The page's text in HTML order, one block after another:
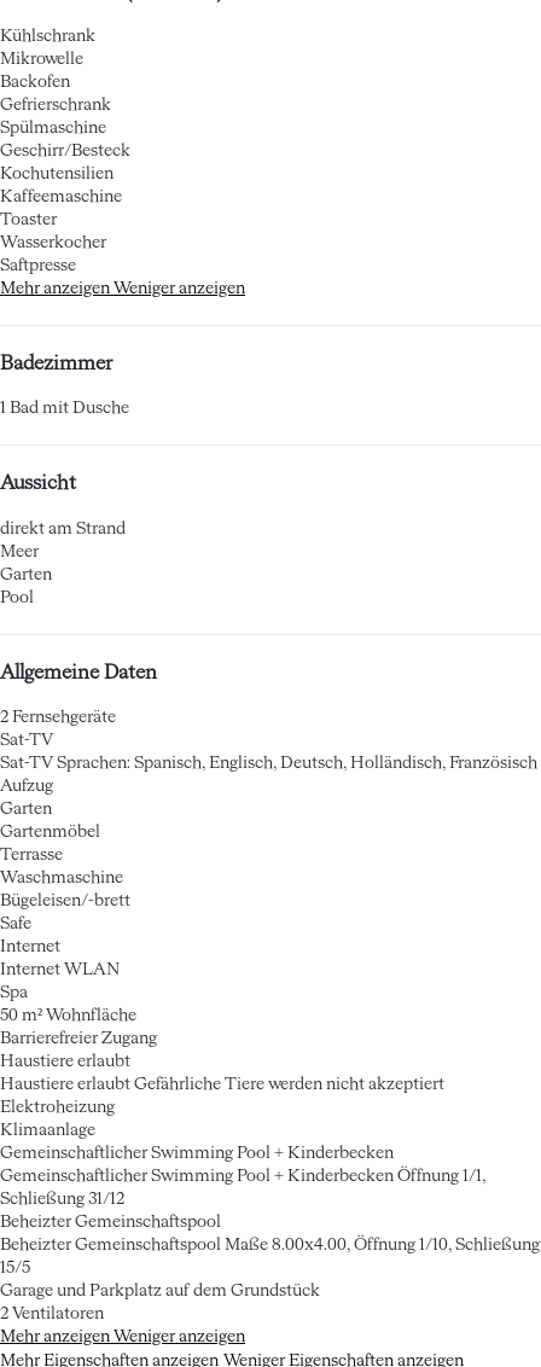
Kühlschrank
Mikrowelle
Backofen
Gefrierschrank
Spülmaschine
Geschirr/Besteck
Kochutensilien
Kaffeemaschine
Toaster
Wasserkocher
Saftpresse
Mehr anzeigen Weniger anzeigen
Badezimmer
1 Bad mit Dusche
Aussicht
direkt am Strand
Meer
Garten
Pool
Allgemeine Daten
2 Fernsehgeräte
Sat-TV
Sat-TV Sprachen: Spanisch, Englisch, Deutsch, Holländisch, Französisch
Aufzug
Garten
Gartenmöbel
Terrasse
Waschmaschine
Bügeleisen/-brett
Safe
Internet
Internet WLAN
Spa
50 m² Wohnfläche
Barrierefreier Zugang
Haustiere erlaubt
Haustiere erlaubt Gefährliche Tiere werden nicht akzeptiert
Elektroheizung
Klimaanlage
Gemeinschaftlicher Swimming Pool + Kinderbecken
Gemeinschaftlicher Swimming Pool + Kinderbecken Öffnung 1/1,
Schließung 31/12
Beheizter Gemeinschaftspool
Beheizter Gemeinschaftspool Maße 8.00x4.00, Öffnung 1/10, Schließung
15/5
Garage und Parkplatz auf dem Grundstück
2 Ventilatoren
Mehr anzeigen Weniger anzeigen
Mehr Eigenschaften anzeigen Weniger Eigenschaften anzeigen